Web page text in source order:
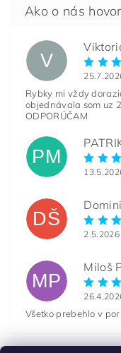
V
Rybky mi vždy
objednávala som uz
ODPORÚČAM
PM
DŠ
2.5.2026
MP
Miloš
Všetko prebehlo v